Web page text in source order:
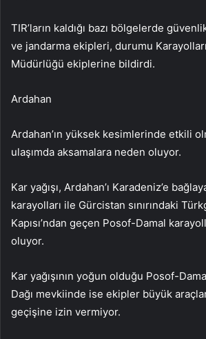
TIR’ların kaldığı bazı bölgelerde
ve jandarma ekipleri, durumu
Müdürlüğü ekiplerine bildirdi.
Ardahan
Ardahan’ın yüksek kesimlerinde etkili
ulaşımda aksamalara neden oluyor.
Kar yağışı, Ardahan’ı Karadeniz’e
karayolları ile Gürcistan sınırındaki
Kapısı’ndan geçen Posof-Damal
oluyor.
Kar yağışının yoğun olduğu Posof-
Dağı mevkiinde ise ekipler büyük
geçişine izin vermiyor.